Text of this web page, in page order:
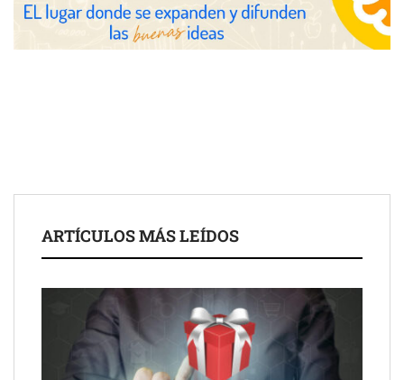
las posibilidades del salón profesional
ARTÍCULOS MÁS LEÍDOS